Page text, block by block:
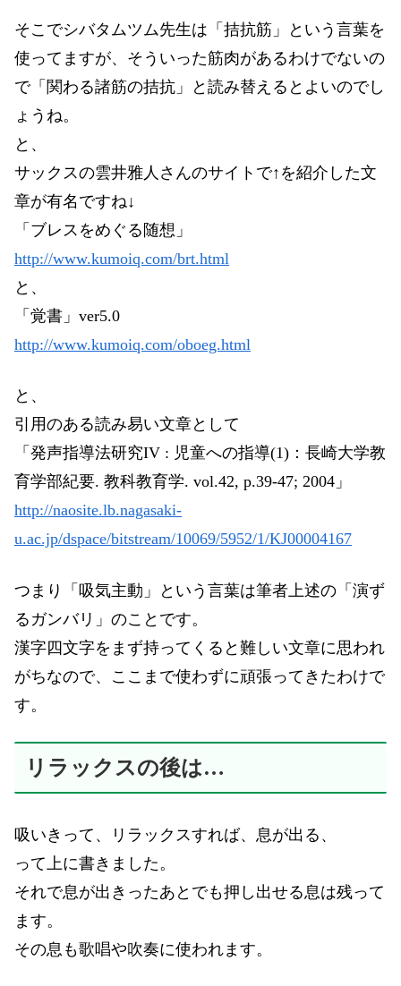
そこでシバタムツム先生は「拮抗筋」という言葉を
使ってますが、そういった筋肉があるわけでないの
で「関わる諸筋の拮抗」と読み替えるとよいのでし
ょうね。
と、
サックスの雲井雅人さんのサイトで↑を紹介した文
章が有名ですね↓
「ブレスをめぐる随想」
http://www.kumoiq.com/brt.html
と、
「覚書」ver5.0
http://www.kumoiq.com/oboeg.html
と、
引用のある読み易い文章として
「発声指導法研究IV : 児童への指導(1)：長崎大学教
育学部紀要. 教科教育学. vol.42, p.39-47; 2004」
http://naosite.lb.nagasaki-
u.ac.jp/dspace/bitstream/10069/5952/1/KJ00004167
つまり「吸気主動」という言葉は筆者上述の「演ず
るガンバリ」のことです。
漢字四文字をまず持ってくると難しい文章に思われ
がちなので、ここまで使わずに頑張ってきたわけで
す。
リラックスの後は…
吸いきって、リラックスすれば、息が出る、
って上に書きました。
それで息が出きったあとでも押し出せる息は残って
ます。
その息も歌唱や吹奏に使われます。